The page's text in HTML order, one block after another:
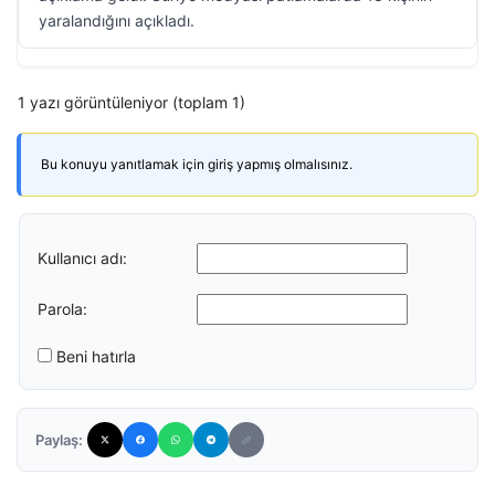
yaralandığını açıkladı.
1 yazı görüntüleniyor (toplam 1)
Bu konuyu yanıtlamak için giriş yapmış olmalısınız.
Kullanıcı adı:
Parola:
Beni hatırla
Paylaş: